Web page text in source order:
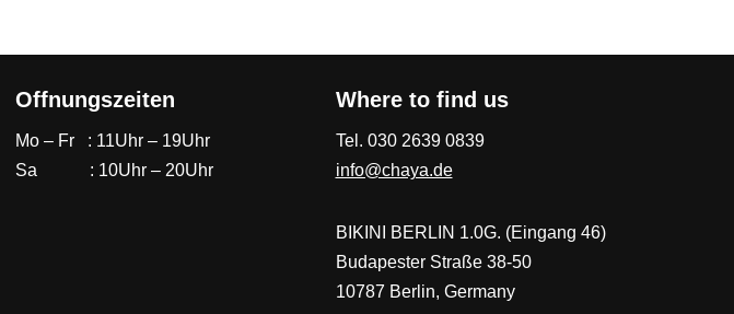
Offnungszeiten
Mo – Fr : 11Uhr – 19Uhr
Sa : 10Uhr – 20Uhr
Where to find us
Tel. 030 2639 0839
info@chaya.de
BIKINI BERLIN 1.0G. (Eingang 46)
Budapester Straße 38-50
10787 Berlin, Germany